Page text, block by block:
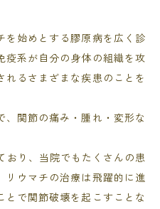
を始めとする膠原病を広く診
疫系が自分の身体の組織を攻
るさまざまな疾患のことを
関節の痛み・腫れ・変形な
おり、当院でもたくさんの患
リウマチの治療は飛躍的に進
で関節破壊を起こすことな